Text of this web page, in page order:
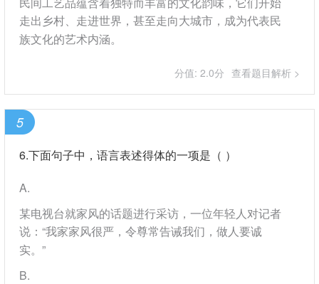
走出乡村、走进世界，甚至走向大城市，成为代表民
族文化的艺术内涵。
分值: 2.0分 查看题目解析 >
5
6.下面句子中，语言表述得体的一项是（ ）
A
某电视台就家风的话题进行采访，一位年轻人对记者
说：“我家家风很严，令尊常告诫我们，做人要诚
实。”
B